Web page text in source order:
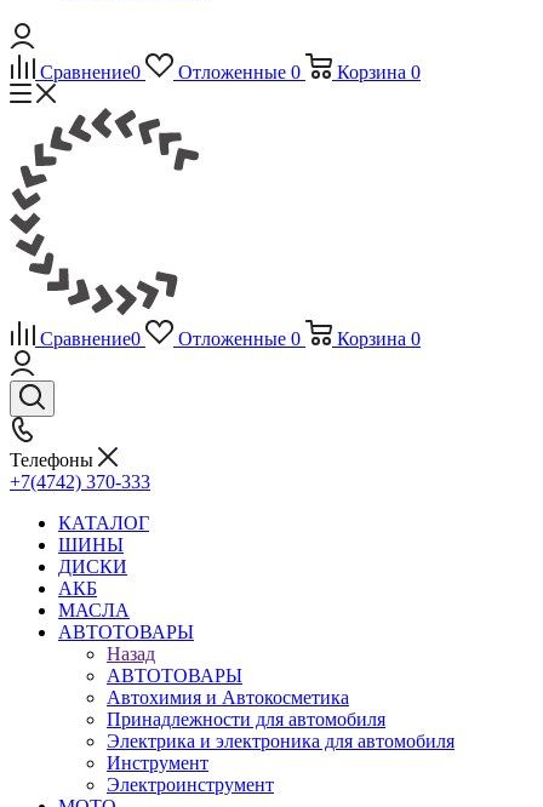
Сравнение0 Отложенные 0 Корзина 0
Сравнение0 Отложенные 0 Корзина 0
Телефоны
+7(4742) 370-333
КАТАЛОГ
ШИНЫ
ДИСКИ
АКБ
МАСЛА
АВТОТОВАРЫ
Назад
АВТОТОВАРЫ
Автохимия и Автокосметика
Принадлежности для автомобиля
Электрика и электроника для автомобиля
Инструмент
Электроинструмент